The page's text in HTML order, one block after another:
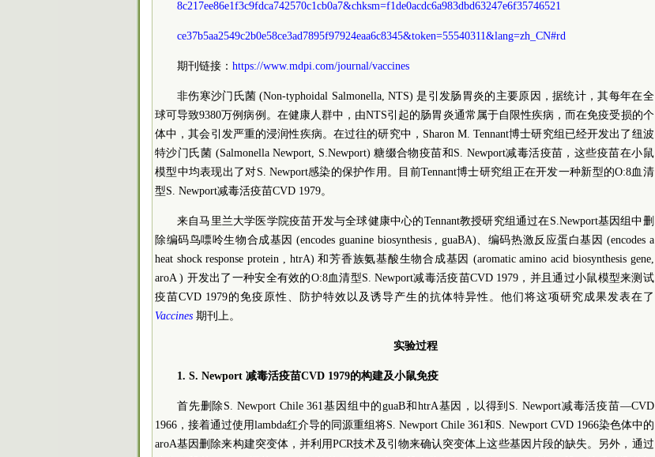
8c217ee86e1f3c9fdca742570c1cb0a7&chksm=f1de0acdc6a983dbd63247e6f35746521
ce37b5aa2549c2b0e58ce3ad7895f97924eaa6c8345&token=55540311&lang=zh_CN#rd
期刊链接： https://www.mdpi.com/journal/vaccines
非伤寒沙门氏菌 (Non-typhoidal Salmonella, NTS) 是引发肠胃炎的主要原因，据统计，其每年在全
球可导致9380万例病例。在健康人群中，由NTS引起的肠胃炎通常属于自限性疾病，而在免疫受损的个
体中，其会引发严重的浸润性疾病。在过往的研究中，Sharon M. Tennant博士研究组已经开发出了纽波
特沙门氏菌 (Salmonella Newport, S.Newport) 糖缀合物疫苗和S. Newport减毒活疫苗，这些疫苗在小鼠
模型中均表现出了对S. Newport感染的保护作用。目前Tennant博士研究组正在开发一种新型的O:8血清
型S. Newport减毒活疫苗CVD 1979。
来自马里兰大学医学院疫苗开发与全球健康中心的Tennant教授研究组通过在S.Newport基因组中删
除编码鸟嘌呤生物合成基因 (encodes guanine biosynthesis , guaBA)、编码热激反应蛋白基因 (encodes a
heat shock response protein , htrA) 和芳香族氨基酸生物合成基因 (aromatic amino acid biosynthesis gene,
aroA ) 开发出了一种安全有效的O:8血清型S. Newport减毒活疫苗CVD 1979，并且通过小鼠模型来测试
疫苗CVD 1979的免疫原性、防护特效以及诱导产生的抗体特异性。他们将这项研究成果发表在了
Vaccines 期刊上。
实验过程
1. S. Newport 减毒活疫苗CVD 1979的构建及小鼠免疫
首先删除S. Newport Chile 361基因组中的guaB和htrA基因，以得到S. Newport减毒活疫苗—CVD
1966，接着通过使用lambda红介导的同源重组将S. Newport Chile 361和S. Newport CVD 1966染色体中的
aroA基因删除来构建突变体，并利用PCR技术及引物来确认突变体上这些基因片段的缺失。另外，通过